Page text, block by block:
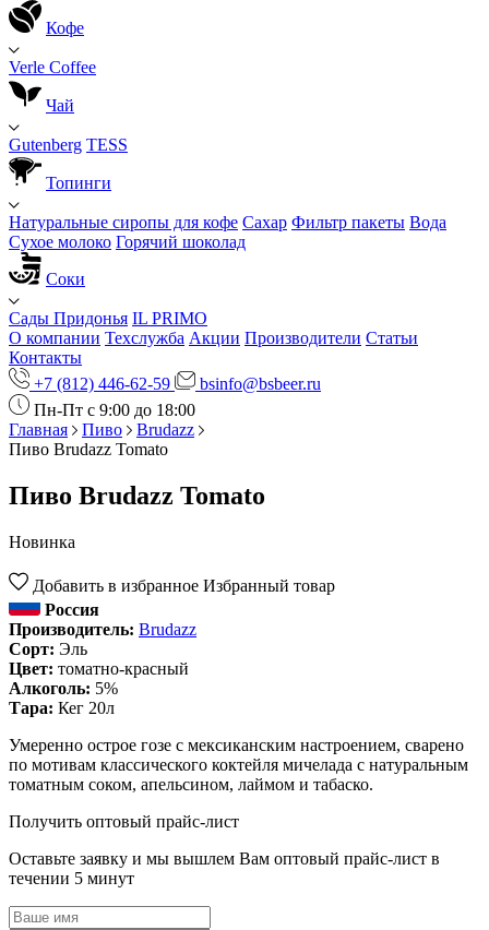
Кофе
Verle Coffee
Чай
Gutenberg TESS
Топинги
Натуральные сиропы для кофе Сахар Фильтр пакеты Вода
Сухое молоко Горячий шоколад
Соки
Сады Придонья IL PRIMO
О компании Техслужба Акции Производители Статьи
Контакты
+7 (812) 446-62-59
bsinfo@bsbeer.ru
Пн-Пт с 9:00 до 18:00
Главная
Пиво
Brudazz
Пиво Brudazz Tomato
Пиво Brudazz Tomato
Новинка
Добавить в избранное Избранный товар
Россия
Производитель: Brudazz
Сорт: Эль
Цвет: томатно-красный
Алкоголь: 5%
Тара: Кег 20л
Умеренно острое гозе с мексиканским настроением, сварено
по мотивам классического коктейля мичелада с натуральным
томатным соком, апельсином, лаймом и табаско.
Получить оптовый прайс-лист
Оставьте заявку и мы вышлем Вам оптовый прайс-лист в
течении 5 минут